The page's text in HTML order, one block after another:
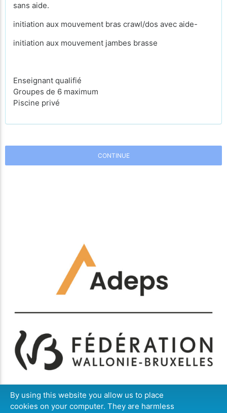
sans aide.
initiation aux mouvement bras crawl/dos avec aide-
initiation aux mouvement jambes brasse
Enseignant qualifié
Groupes de 6 maximum
Piscine privé
CONTINUE
By using this website you allow us to place
cookies on your computer. They are harmless